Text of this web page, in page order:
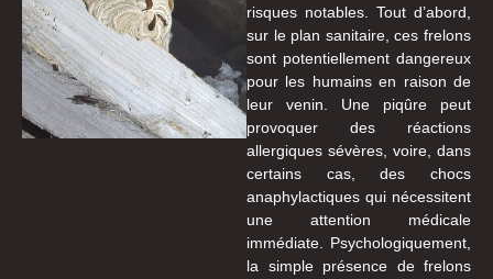
risques notables. Tout d’abord,
sur le plan sanitaire, ces frelons
sont potentiellement dangereux
pour les humains en raison de
leur venin. Une piqûre peut
provoquer des réactions
allergiques sévères, voire, dans
certains cas, des chocs
anaphylactiques qui nécessitent
une attention médicale
immédiate. Psychologiquement,
la simple présence de frelons